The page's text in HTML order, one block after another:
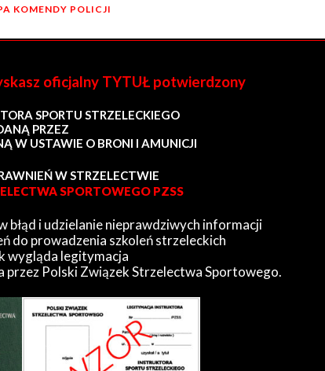
KOMENDY POLICJI
oficjalny TYTUŁ potwierdzony
SPORTU STRZELECKIEGO
PRZEZ
W USTAWIE O BRONI I AMUNICJI
W STRZELECTWIE
SPORTOWEGO PZSS
błąd i udzielanie nieprawdziwych informacji
do prowadzenia szkoleń strzeleckich
wygląda legitymacja
Polski Związek Strzelectwa Sportowego.